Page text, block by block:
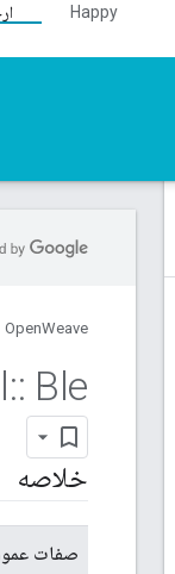
Happy
OpenWeave
:: Ble
خلاصه
صفات